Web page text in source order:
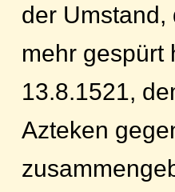
der Umstand,
mehr gespürt
13.8.1521,
Azteken